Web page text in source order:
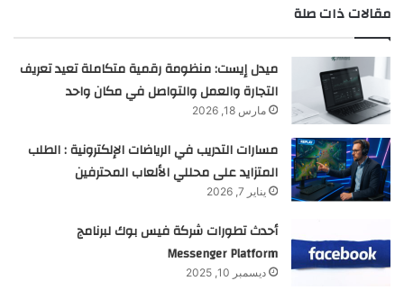
مقالات ذات صلة
ميدل إيست: منظومة رقمية متكاملة تعيد تعريف
التجارة والعمل والتواصل في مكان واحد
مارس 18, 2026
مسارات التدريب في الرياضات الإلكترونية : الطلب
المتزايد على محللي الألعاب المحترفين
يناير 7, 2026
أحدث تطورات شركة فيس بوك لبرنامج
Messenger Platform
ديسمبر 10, 2025